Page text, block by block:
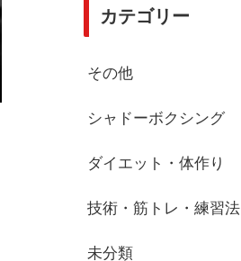
カテゴリー
その他
シャドーボクシング
ダイエット・体作り
技術・筋トレ・練習法
未分類